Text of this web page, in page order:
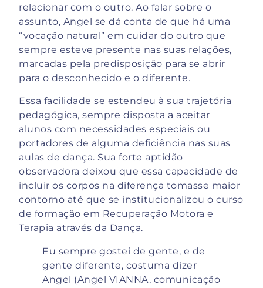
relacionar com o outro. Ao falar sobre o
assunto, Angel se dá conta de que há uma
“vocação natural” em cuidar do outro que
sempre esteve presente nas suas relações,
marcadas pela predisposição para se abrir
para o desconhecido e o diferente.
Essa facilidade se estendeu à sua trajetória
pedagógica, sempre disposta a aceitar
alunos com necessidades especiais ou
portadores de alguma deficiência nas suas
aulas de dança. Sua forte aptidão
observadora deixou que essa capacidade de
incluir os corpos na diferença tomasse maior
contorno até que se institucionalizou o curso
de formação em Recuperação Motora e
Terapia através da Dança.
Eu sempre gostei de gente, e de
gente diferente, costuma dizer
Angel (Angel VIANNA, comunicação